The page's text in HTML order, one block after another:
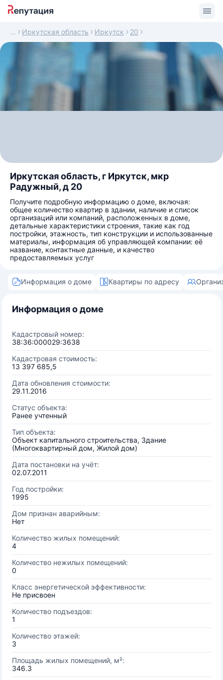
Иркутская область Иркутск 20
Иркутская область, г Иркутск, мкр
Радужный, д 20
Получите подробную информацию о доме, включая:
общее количество квартир в здании, наличие и список
организаций или компаний, расположенных в доме,
детальные характеристики строения, такие как год
постройки, этажность, тип конструкции и использованные
материалы, информация об управляющей компании: её
название, контактные данные, и качество
предоставляемых услуг
Информация о доме Квартиры по адресу
Информация о доме
Кадастровый номер:
38:36:000029:3638
Кадастровая стоимость:
13 397 685,5
Дата обновления стоимости:
29.11.2016
Статус объекта:
Ранее учтенный
Тип объекта:
Объект капитального строительства, Здание
(Многоквартирный дом, Жилой дом)
Дата постановки на учёт:
02.07.2011
Год постройки:
1995
Дом признан аварийным:
Нет
Количество жилых помещений:
4
Количество нежилых помещений:
0
Класс энергетической эффективности:
Не присвоен
Количество подъездов:
1
Количество этажей:
3
Площадь жилых помещений, м²:
346.3